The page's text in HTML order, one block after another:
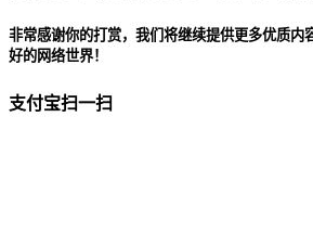
非常感谢你的打赏，我们将继续提供更多优质内
好的网络世界！
支付宝扫一扫